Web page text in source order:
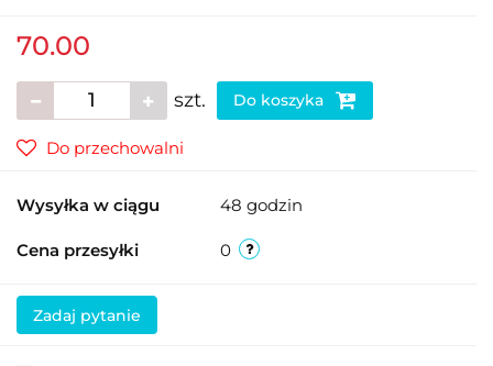
70.00
szt. Do koszyka
Do przechowalni
Wysyłka w ciągu 48 godzin
Cena przesyłki 0
Zadaj pytanie